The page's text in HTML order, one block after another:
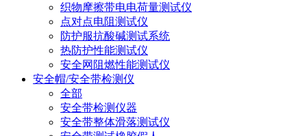
织物摩擦带电电荷量测试仪
点对点电阻测试仪
防护服抗酸碱测试系统
热防护性能测试仪
安全网阻燃性能测试仪
安全帽/安全带检测仪
全部
安全带检测仪器
安全带整体滑落测试仪